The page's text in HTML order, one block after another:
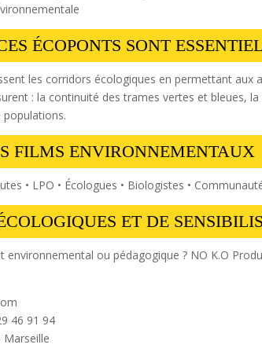
ÉCOPONTS SONT
les corridors écologiques en permettant
: la continuité des trames vertes et bleues,
FILMS ENVIRONNEMENTAUX
• LPO • Écologues • Biologistes •
ET DE
environnemental ou pédagogique ? NO K.O
46 91 94
Marseille